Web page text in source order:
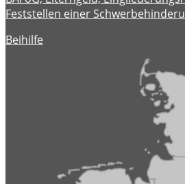
Feststellen einer
Beihilfe